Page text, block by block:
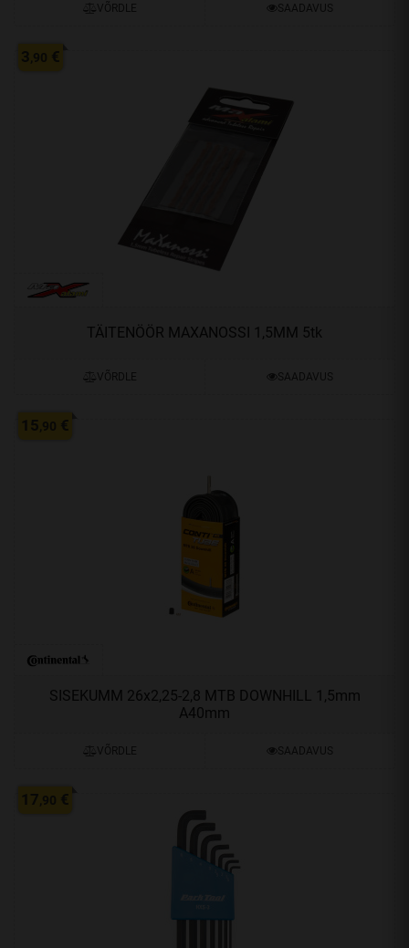
VÕRDLE SAADAVUS
TÄITENÖÖR MAXANOSSI 1,5MM 5tk
VÕRDLE SAADAVUS
3,90 €
SISEKUMM 26x2,25-2,8 MTB DOWNHILL 1,5mm
A40mm
VÕRDLE SAADAVUS
15,90 €
17,90 €